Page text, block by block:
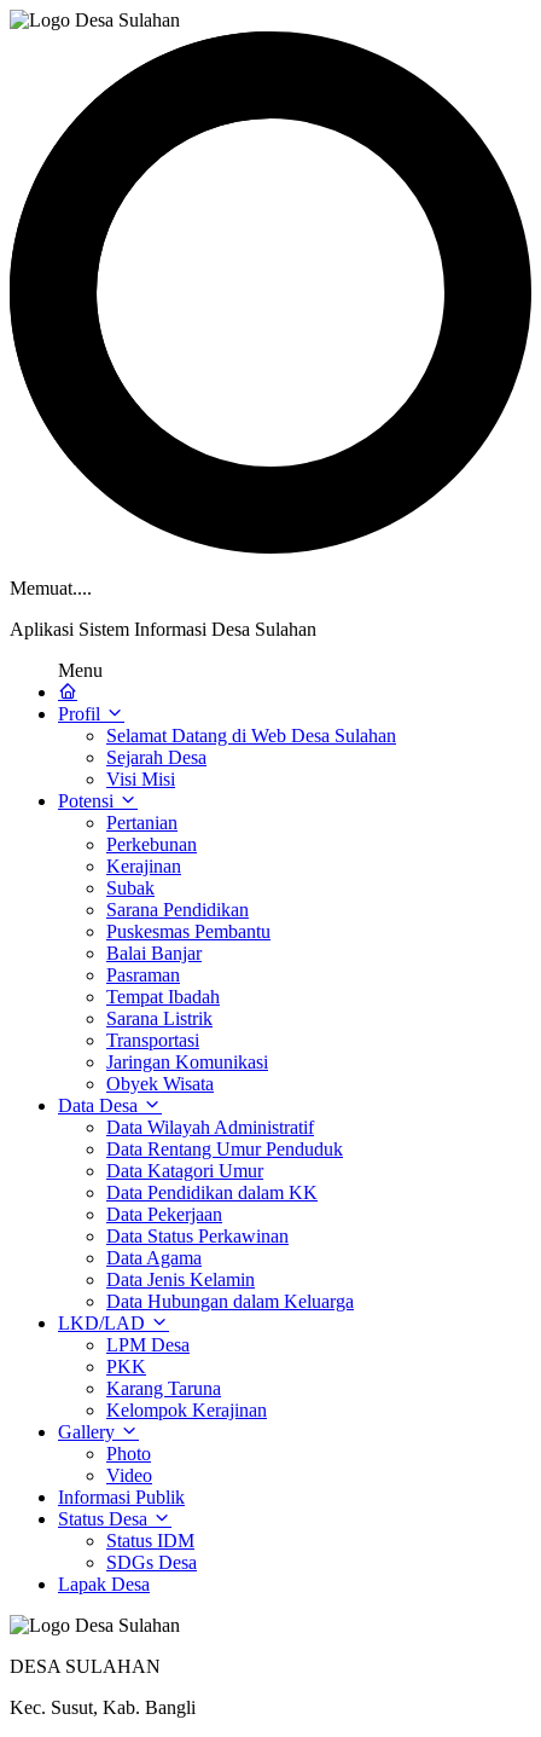
Memuat....
Aplikasi Sistem Informasi Desa Sulahan
Menu
Profil
Selamat Datang di Web Desa Sulahan
Sejarah Desa
Visi Misi
Potensi
Pertanian
Perkebunan
Kerajinan
Subak
Sarana Pendidikan
Puskesmas Pembantu
Balai Banjar
Pasraman
Tempat Ibadah
Sarana Listrik
Transportasi
Jaringan Komunikasi
Obyek Wisata
Data Desa
Data Wilayah Administratif
Data Rentang Umur Penduduk
Data Katagori Umur
Data Pendidikan dalam KK
Data Pekerjaan
Data Status Perkawinan
Data Agama
Data Jenis Kelamin
Data Hubungan dalam Keluarga
LKD/LAD
LPM Desa
PKK
Karang Taruna
Kelompok Kerajinan
Gallery
Photo
Video
Informasi Publik
Status Desa
Status IDM
SDGs Desa
Lapak Desa
DESA SULAHAN
Kec. Susut, Kab. Bangli